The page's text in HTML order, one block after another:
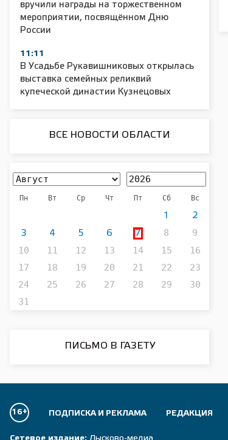
вручили награды на торжественном
мероприятии, посвящённом Дню
России
11:11
В Усадьбе Рукавишниковых открылась
выставка семейных реликвий
купеческой династии Кузнецовых
ВСЕ НОВОСТИ ОБЛАСТИ
Пн Вт Ср Чт Пт Сб Вс
1 2
3 4 5 6 7 8
9
10
11 12 13 14 15
16
17
18 19 20 21 22
23
24
25 26 27 28 29
30
31
ПИСЬМО В ГАЗЕТУ
16+ ПОДПИСКА И РЕКЛАМА РЕДАКЦИЯ